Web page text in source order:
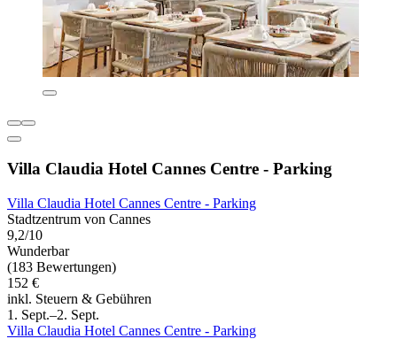
Villa Claudia Hotel Cannes Centre - Parking
Villa Claudia Hotel Cannes Centre - Parking
Stadtzentrum von Cannes
9,2/10
Wunderbar
(183 Bewertungen)
152 €
inkl. Steuern & Gebühren
1. Sept.–2. Sept.
Villa Claudia Hotel Cannes Centre - Parking